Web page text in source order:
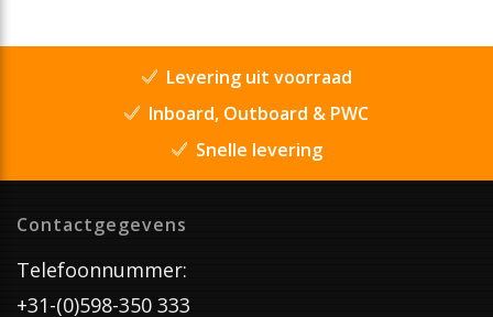
Levering uit voorraad
Inboard, Outboard & PWC
Snelle levering
Contactgegevens
Telefoonnummer:
+31-(0)598-350 333